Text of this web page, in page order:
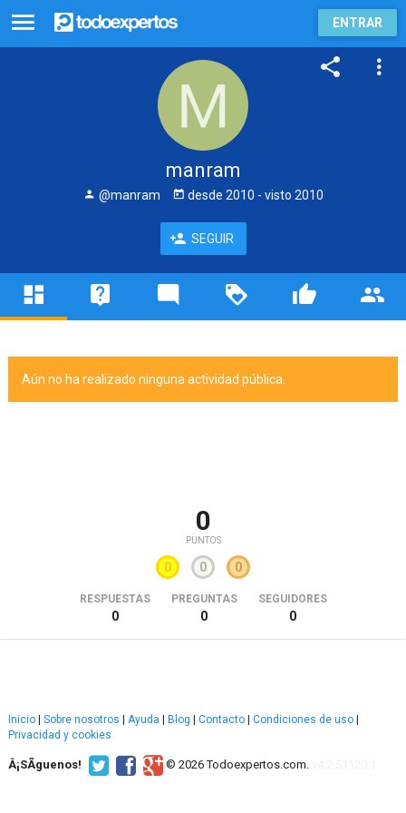
ENTRAR
manram
@manram desde 2010 - visto 2010
SEGUIR
Aún no ha realizado ninguna actividad pública.
0
PUNTOS
0 0 0
RESPUESTAS
0
PREGUNTAS
0
SEGUIDORES
0
Inicio Sobre nosotros Ayuda Blog Contacto Condiciones de uso
Privacidad y cookies
Â¡SÃ­guenos! © 2026 Todoexpertos.com.